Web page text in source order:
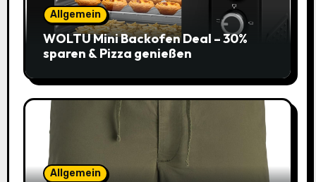
Allgemein
WOLTU Mini Backofen Deal – 30%
sparen & Pizza genießen
Allgemein